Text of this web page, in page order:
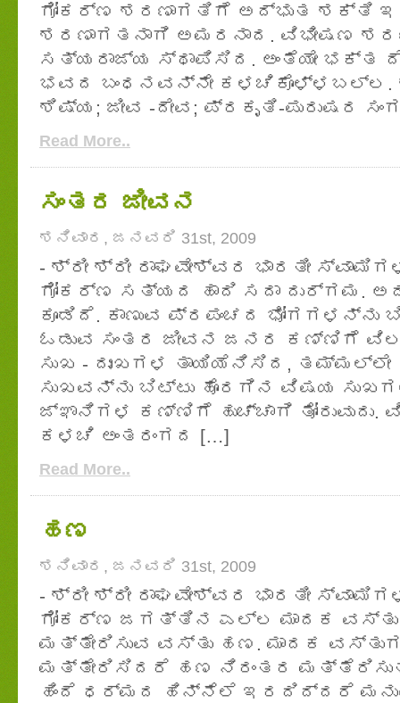
ಗೋಕರ್ಣ ಶರಣಾಗತಿಗೆ ಅದ್ಭುತ ಶಕ್ತಿ
ಶರಣಾಗತನಾಗಿ ಅಮರನಾದ. ವಿಭೀಷಣ
ಸತ್ಯರಾಜ್ಯ ಸ್ಥಾಪಿಸಿದ. ಅಂತೆಯೇ ಭಕ್ತ
ಭವದ ಬಂಧನವನ್ನೇ ಕಳಚಿಕೊಳ್ಳಬಲ್ಲ.
ಶಿಷ್ಯ; ಜೀವ -ದೇವ; ಪ್ರಕೃತಿ-ಪುರುಷರ
Read More..
ಸಂತರ ಜೀವನ
ಶನಿವಾರ, ಜನವರಿ 31st, 2009
- ಶ್ರೀ ಶ್ರೀ ರಾಘವೇಶ್ವರ ಭಾರತೀ
ಗೋಕರ್ಣ ಸತ್ಯದ ಹಾದಿ ಸದಾ ದುರ್ಗಮ.
ಕೂಡಿದೆ. ಕಾಣುವ ಪ್ರಪಂಚದ ಭೋಗಗಳನ್ನು
ಓಡುವ ಸಂತರ ಜೀವನ ಜನರ ಕಣ್ಣಿಗೆ
ಸುಖ - ದುಃಖಗಳ ತಾಯಿಯೆನಿಸಿದ, ತಮ್ಮಲ್ಲೇ
ಸುಖವನ್ನು ಬಿಟ್ಟು ಹೊರಗಿನ ವಿಷಯ
ಜ್ಞಾನಿಗಳ ಕಣ್ಣಿಗೆ ಹುಚ್ಚಾಗಿ
ಕಳಚಿ ಅಂತರಂಗದ […]
Read More..
ಹಣ
ಶನಿವಾರ, ಜನವರಿ 31st, 2009
- ಶ್ರೀ ಶ್ರೀ ರಾಘವೇಶ್ವರ ಭಾರತೀ
ಗೋಕರ್ಣ ಜಗತ್ತಿನ ಎಲ್ಲ ಮಾದಕ
ಮತ್ತೇರಿಸುವ ವಸ್ತು ಹಣ. ಮಾದಕ
ಮತ್ತೇರಿಸಿದರೆ ಹಣ ನಿರಂತರ
ಹಿಂದೆ ಧರ್ಮದ ಹಿನ್ನೆಲೆ ಇರದಿದ್ದರೆ ಮನುಷ್ಯ